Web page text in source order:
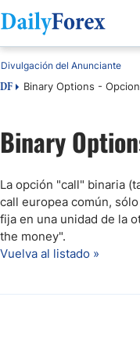
DF Binary Options -
Divulgación del Anunciante
Binary
La opción "call" binaria
call europea común,
fija en una unidad de la
the money".
Vuelva al listado »